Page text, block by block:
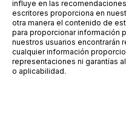
influye en las
escritores proporciona en
otra manera el contenido de
para proporcionar información
nuestros usuarios encontrarán
cualquier información
representaciones ni garantías
o aplicabilidad.